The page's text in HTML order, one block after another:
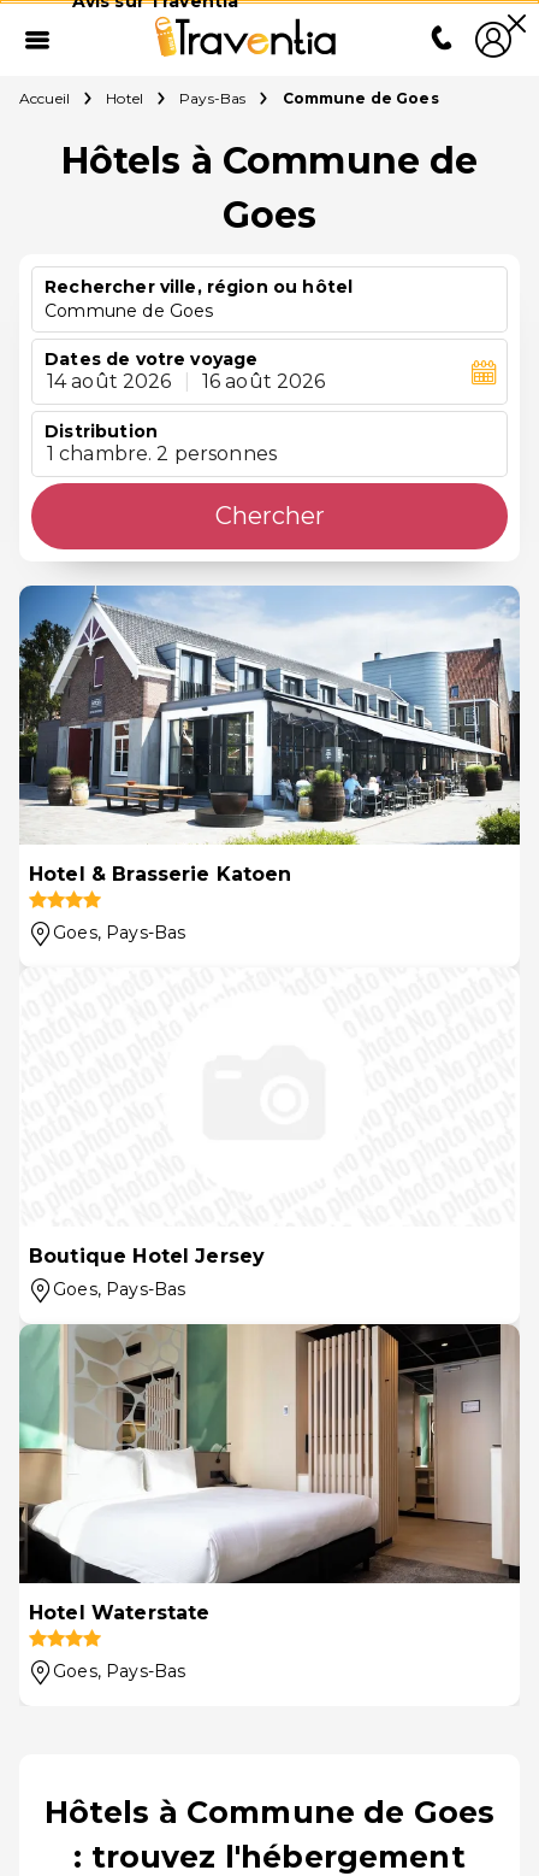
Accueil Hotel Pays-Bas Commune de Goes
Hôtels à Commune de
Goes
Rechercher ville, région ou hôtel
Commune de Goes
Dates de votre voyage
14 août 2026 16 août 2026
Distribution
1 chambre. 2 personnes
Chercher
Hotel & Brasserie Katoen
Goes, Pays-Bas
Boutique Hotel Jersey
Goes, Pays-Bas
Hotel Waterstate
Goes, Pays-Bas
Hôtels à Commune de Goes
: trouvez l'hébergement